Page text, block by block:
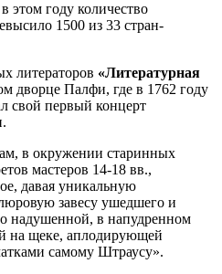
этом году количество
1500 из 33 стран-
литераторов «Литературная
дворце Палфи, где в 1762 году
свой первый концерт
в окружении старинных
мастеров 14-18 вв.,
давая уникальную
завесу ушедшего и
надушенной, в напудренном
на щеке, аплодирующей
самому Штраусу».